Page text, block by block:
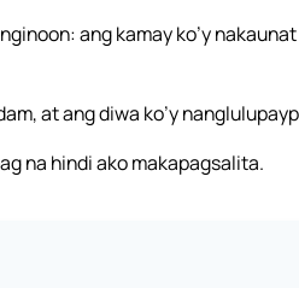
ang kamay ko’y
at ang diwa ko’y
na hindi ako makapagsalita.